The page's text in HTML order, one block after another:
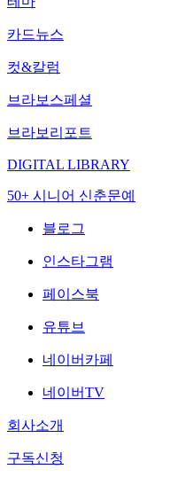
카드뉴스
컷&칼럼
브라보스페셜
브라보리포트
DIGITAL LIBRARY
50+ 시니어 신춘문예
블로그
인스타그램
페이스북
유튜브
네이버카페
네이버TV
회사소개
구독신청